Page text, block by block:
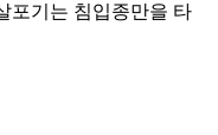
포기는 침입종만을 타